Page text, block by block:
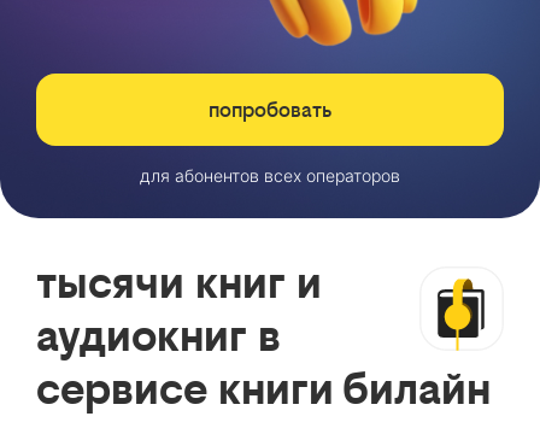
попробовать
для абонентов всех операторов
тысячи книг и
аудиокниг в
сервисе книги билайн